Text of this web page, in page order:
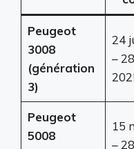
Peugeot
3008
(génération
3)
24
–
Peugeot
5008
15
–